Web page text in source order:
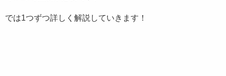
では1つずつ詳しく解説していきます！